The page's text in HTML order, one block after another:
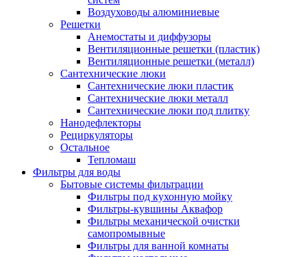
Воздуховоды алюминиевые
Решетки
Анемостаты и диффузоры
Вентиляционные решетки (пластик)
Вентиляционные решетки (металл)
Сантехнические люки
Сантехнические люки пластик
Сантехнические люки металл
Сантехнические люки под плитку
Нанодефлекторы
Рециркуляторы
Остальное
Тепломаш
Фильтры для воды
Бытовые системы фильтрации
Фильтры под кухонную мойку
Фильтры-кувшины Аквафор
Фильтры механической очистки
самопромывные
Фильтры для ванной комнаты